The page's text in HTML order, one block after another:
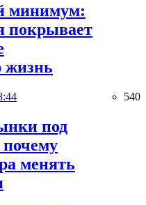
минимум:
покрывает
жизнь
540
под
почему
менять